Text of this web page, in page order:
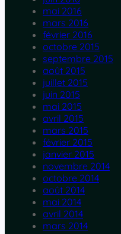
mai 2016
mars 2016
février 2016
octobre 2015
septembre 2015
août 2015
juillet 2015
juin 2015
mai 2015
avril 2015
mars 2015
février 2015
janvier 2015
novembre 2014
octobre 2014
août 2014
mai 2014
avril 2014
mars 2014